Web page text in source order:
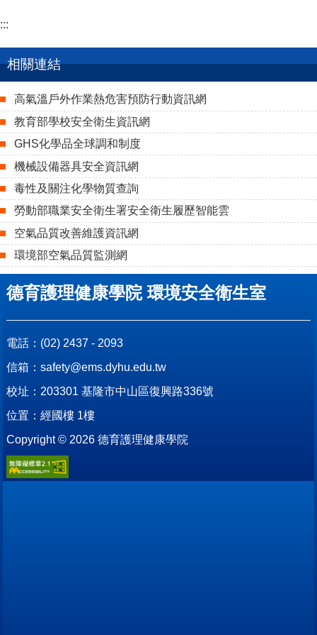
:::
相關連結
高氣溫戶外作業熱危害預防行動資訊網
教育部學校安全衛生資訊網
GHS化學品全球調和制度
機械設備器具安全資訊網
毒性及關注化學物質查詢
勞動部職業安全衛生署安全衛生履歷智能雲
空氣品質改善維護資訊網
環境部空氣品質監測網
德育護理健康學院 環境安全衛生室
電話： (02) 2437 - 2093
信箱： safety@ems.dyhu.edu.tw
校址： 203301 基隆市中山區復興路336號
位置： 經國樓 1樓
Copyright © 2026德育護理健康學院